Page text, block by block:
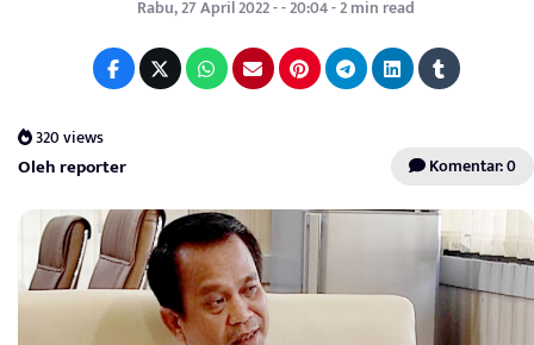
Rabu, 27 April 2022 - - 20:04 - 2 min read
320 views
Oleh reporter Komentar: 0